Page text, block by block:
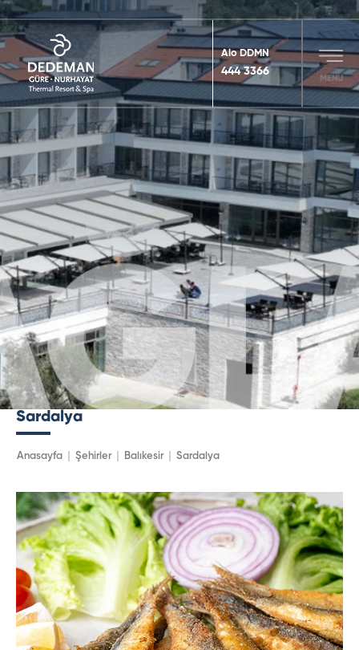
Alo DDMN
444 3366
MENU
Sardalya
Anasayfa Şehirler Balıkesir Sardalya